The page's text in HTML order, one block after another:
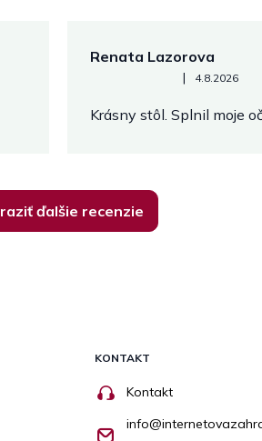
Renata Lazorova
Hodnotenie obchodu je 5 z
| 4.8.2026
Krásny stôl. Splnil moje
ďalšie recenzie
KONTAKT
Kontakt
info@